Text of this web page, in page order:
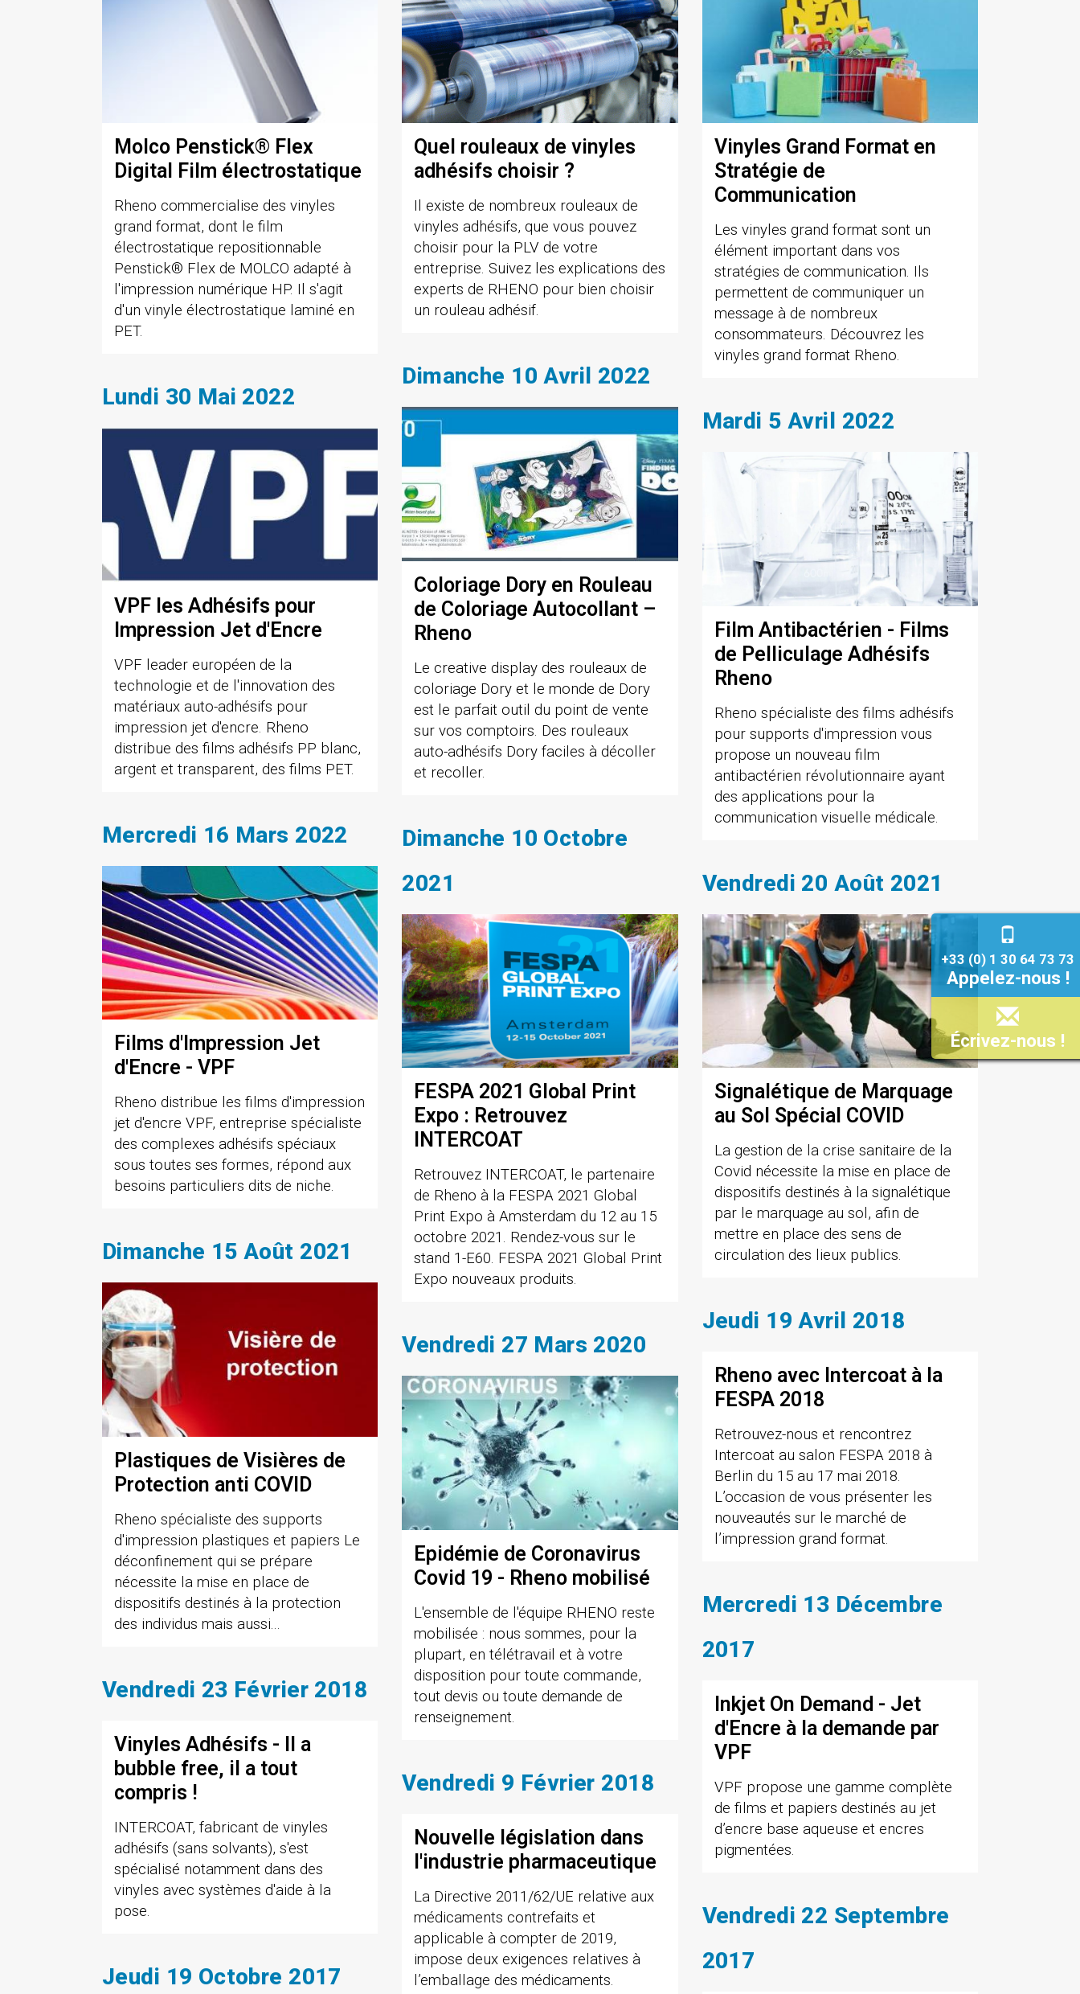
Molco Penstick® Flex
Digital Film électrostatique
Rheno commercialise des vinyles
grand format, dont le film
électrostatique repositionnable
Penstick® Flex de MOLCO adapté à
l'impression numérique HP. Il s'agit
d'un vinyle électrostatique laminé en
PET.
Lundi 30 Mai 2022
VPF les Adhésifs pour
Impression Jet d'Encre
VPF leader européen de la
technologie et de l'innovation des
matériaux auto-adhésifs pour
impression jet d'encre. Rheno
distribue des films adhésifs PP blanc,
argent et transparent, des films PET.
Mercredi 16 Mars 2022
Films d'Impression Jet
d'Encre - VPF
Rheno distribue les films d'impression
jet d'encre VPF, entreprise spécialiste
des complexes adhésifs spéciaux
sous toutes ses formes, répond aux
besoins particuliers dits de niche.
Dimanche 15 Août 2021
Plastiques de Visières de
Protection anti COVID
Rheno spécialiste des supports
d'impression plastiques et papiers Le
déconfinement qui se prépare
nécessite la mise en place de
dispositifs destinés à la protection
des individus mais aussi...
Vendredi 23 Février 2018
Vinyles Adhésifs - Il a
bubble free, il a tout
compris !
INTERCOAT, fabricant de vinyles
adhésifs (sans solvants), s'est
spécialisé notamment dans des
vinyles avec systèmes d'aide à la
pose.
Jeudi 19 Octobre 2017
Quel rouleaux de vinyles
adhésifs choisir ?
Il existe de nombreux rouleaux de
vinyles adhésifs, que vous pouvez
choisir pour la PLV de votre
entreprise. Suivez les explications des
experts de RHENO pour bien choisir
un rouleau adhésif.
Dimanche 10 Avril 2022
Coloriage Dory en Rouleau
de Coloriage Autocollant –
Rheno
Le creative display des rouleaux de
coloriage Dory et le monde de Dory
est le parfait outil du point de vente
sur vos comptoirs. Des rouleaux
auto-adhésifs Dory faciles à décoller
et recoller.
Dimanche 10 Octobre
2021
FESPA 2021 Global Print
Expo : Retrouvez
INTERCOAT
Retrouvez INTERCOAT, le partenaire
de Rheno à la FESPA 2021 Global
Print Expo à Amsterdam du 12 au 15
octobre 2021. Rendez-vous sur le
stand 1-E60. FESPA 2021 Global Print
Expo nouveaux produits.
Vendredi 27 Mars 2020
Epidémie de Coronavirus
Covid 19 - Rheno mobilisé
L'ensemble de l'équipe RHENO reste
mobilisée : nous sommes, pour la
plupart, en télétravail et à votre
disposition pour toute commande,
tout devis ou toute demande de
renseignement.
Vendredi 9 Février 2018
Nouvelle législation dans
l'industrie pharmaceutique
La Directive 2011/62/UE relative aux
médicaments contrefaits et
applicable à compter de 2019,
impose deux exigences relatives à
l’emballage des médicaments.
Vinyles Grand Format en
Stratégie de
Communication
Les vinyles grand format sont un
élément important dans vos
stratégies de communication. Ils
permettent de communiquer un
message à de nombreux
consommateurs. Découvrez les
vinyles grand format Rheno.
Mardi 5 Avril 2022
Film Antibactérien - Films
de Pelliculage Adhésifs
Rheno
Rheno spécialiste des films adhésifs
pour supports d'impression vous
propose un nouveau film
antibactérien révolutionnaire ayant
des applications pour la
communication visuelle médicale.
Vendredi 20 Août 2021
Signalétique de Marquage
au Sol Spécial COVID
La gestion de la crise sanitaire de la
Covid nécessite la mise en place de
dispositifs destinés à la signalétique
par le marquage au sol, afin de
mettre en place des sens de
circulation des lieux publics.
Jeudi 19 Avril 2018
Rheno avec Intercoat à la
FESPA 2018
Retrouvez-nous et rencontrez
Intercoat au salon FESPA 2018 à
Berlin du 15 au 17 mai 2018.
L’occasion de vous présenter les
nouveautés sur le marché de
l’impression grand format.
Mercredi 13 Décembre
2017
Inkjet On Demand - Jet
d'Encre à la demande par
VPF
VPF propose une gamme complète
de films et papiers destinés au jet
d’encre base aqueuse et encres
pigmentées.
Vendredi 22 Septembre
2017
+33 (0) 1 30 64 73 73
Appelez-nous !
Écrivez-nous !